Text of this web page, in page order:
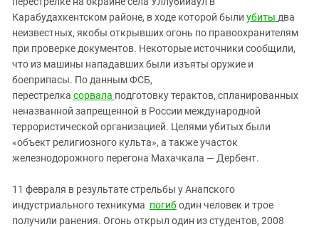
Южный Кавказ
Карабудахкентском районе, в ходе которой были убиты два
неизвестных, якобы открывших огонь по правоохранителям
при проверке документов. Некоторые источники сообщили,
что из машины нападавших были изъяты оружие и
боеприпасы. По данным ФСБ,
перестрелка сорвала подготовку терактов, спланированных
неназванной запрещенной в России международной
террористической организацией. Целями убитых были
«объект религиозного культа», а также участок
железнодорожного перегона Махачкала — Дербент.
11 февраля в результате стрельбы у Анапского
индустриального техникума погибодин человек и трое
получили ранения. Огонь открыл один из студентов, 2008